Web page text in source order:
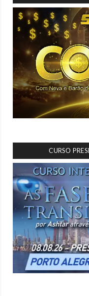
CURSO